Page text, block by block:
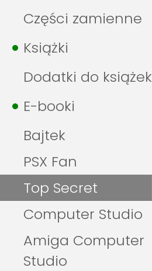
Części zamienne
Książki
Dodatki do książek
E-booki
Bajtek
PSX Fan
Top Secret
Computer Studio
Amiga Computer
Studio